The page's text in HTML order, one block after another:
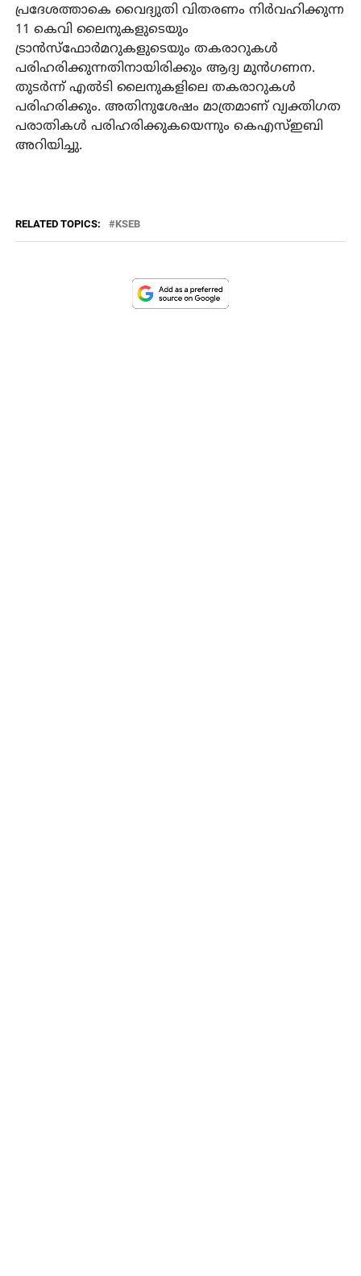
പ്രദേശത്താകെ വൈദ്യുതി വിതരണം നിര്‍വഹിക്കുന്ന
11 കെവി ലൈനുകളുടെയും
ട്രാന്‍സ്ഫോര്‍മറുകളുടെയും തകരാറുകള്‍
പരിഹരിക്കുന്നതിനായിരിക്കും ആദ്യ മുന്‍ഗണന.
തുടര്‍ന്ന് എല്‍ടി ലൈനുകളിലെ തകരാറുകള്‍
പരിഹരിക്കും. അതിനുശേഷം മാത്രമാണ് വ്യക്തിഗത
പരാതികള്‍ പരിഹരിക്കുകയെന്നും കെഎസ്ഇബി
അറിയിച്ചു.
RELATED TOPICS: KSEB